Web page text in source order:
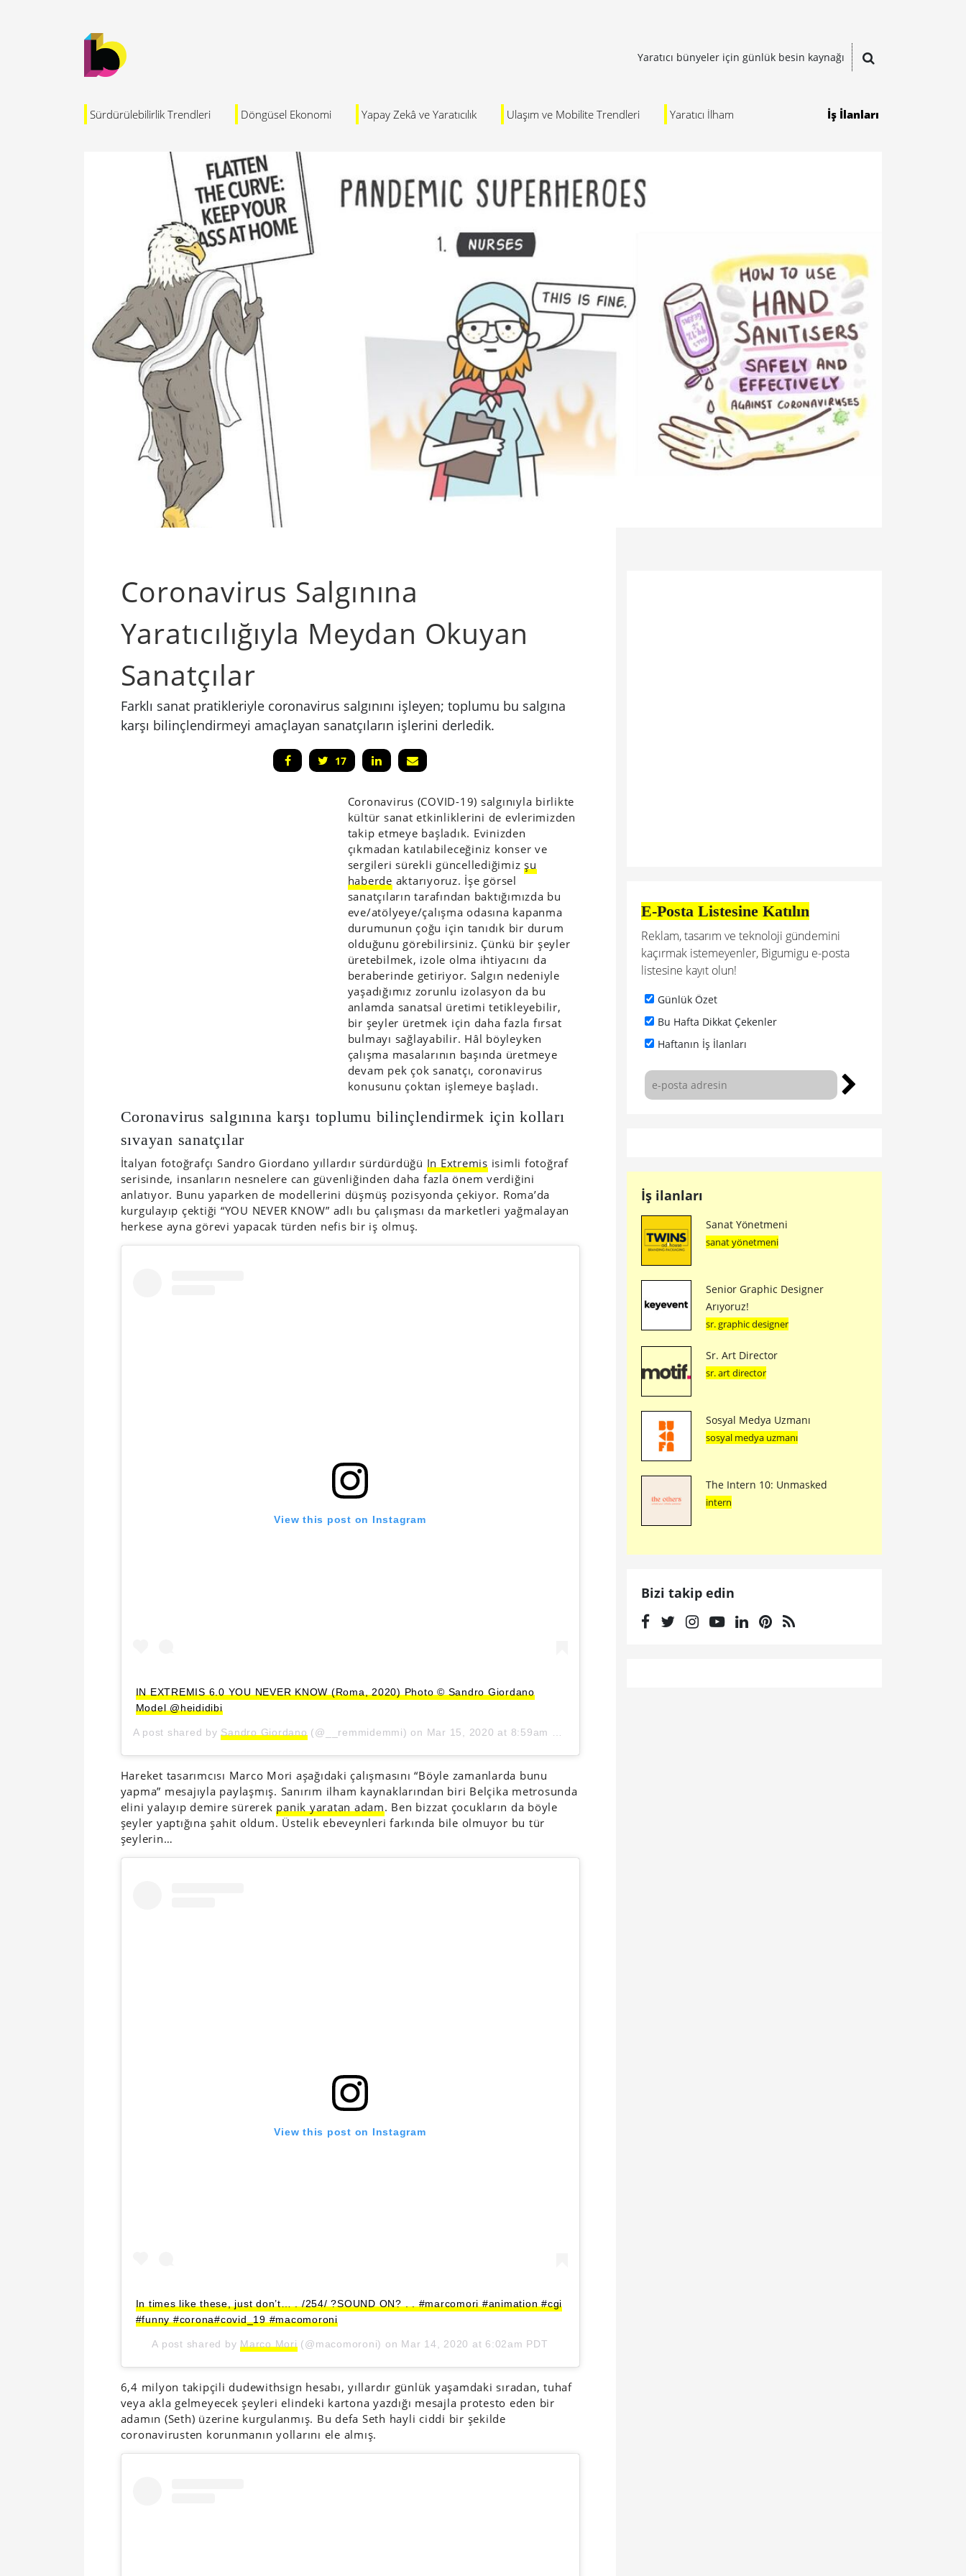
Yaratıcı bünyeler için günlük besin kaynağı
Sürdürülebilirlik Trendleri Döngüsel Ekonomi Yapay Zekâ ve Yaratıcılık Ulaşım ve Mobilite Trendleri Yaratıcı İlham İş İlanları
Coronavirus Salgınına
Yaratıcılığıyla Meydan Okuyan
Sanatçılar
Farklı sanat pratikleriyle coronavirus salgınını işleyen; toplumu bu salgına
karşı bilinçlendirmeyi amaçlayan sanatçıların işlerini derledik.
17
Coronavirus (COVID-19) salgınıyla birlikte
kültür sanat etkinliklerini de evlerimizden
takip etmeye başladık. Evinizden
çıkmadan katılabileceğiniz konser ve
sergileri sürekli güncellediğimizşu
haberde aktarıyoruz. İşe görsel
sanatçıların tarafından baktığımızda bu
eve/atölyeye/çalışma odasına kapanma
durumunun çoğu için tanıdık bir durum
olduğunu görebilirsiniz. Çünkü bir şeyler
üretebilmek, izole olma ihtiyacını da
beraberinde getiriyor. Salgın nedeniyle
yaşadığımız zorunlu izolasyon da bu
anlamda sanatsal üretimi tetikleyebilir,
bir şeyler üretmek için daha fazla fırsat
bulmayı sağlayabilir. Hâl böyleyken
çalışma masalarının başında üretmeye
devam pek çok sanatçı, coronavirus
konusunu çoktan işlemeye başladı.
Coronavirus salgınına karşı toplumu bilinçlendirmek için kolları
sıvayan sanatçılar
İtalyan fotoğrafçı Sandro Giordano yıllardır sürdürdüğü In Extremis isimli fotoğraf
serisinde, insanların nesnelere can güvenliğinden daha fazla önem verdiğini
anlatıyor. Bunu yaparken de modellerini düşmüş pozisyonda çekiyor. Roma’da
kurgulayıp çektiği “YOU NEVER KNOW” adlı bu çalışması da marketleri yağmalayan
herkese ayna görevi yapacak türden nefis bir iş olmuş.
View this post on Instagram
IN EXTREMIS 6.0 YOU NEVER KNOW (Roma, 2020) Photo © Sandro Giordano
Model @heididibi
A post shared by Sandro Giordano (@__remmidemmi) on Mar 15, 2020 at 8:59am PDT
Hareket tasarımcısı Marco Mori aşağıdaki çalışmasını “Böyle zamanlarda bunu
yapma” mesajıyla paylaşmış. Sanırım ilham kaynaklarından biri Belçika metrosunda
elini yalayıp demire sürerek panik yaratan adam. Ben bizzat çocukların da böyle
şeyler yaptığına şahit oldum. Üstelik ebeveynleri farkında bile olmuyor bu tür
şeylerin…
View this post on Instagram
In times like these, just don’t… . /254/ ?SOUND ON? . . #marcomori #animation #cgi
#funny #corona#covid_19 #macomoroni
A post shared byMarco Mori(@macomoroni) on Mar 14, 2020 at 6:02am PDT
6,4 milyon takipçili dudewithsign hesabı, yıllardır günlük yaşamdaki sıradan, tuhaf
veya akla gelmeyecek şeyleri elindeki kartona yazdığı mesajla protesto eden bir
adamın (Seth) üzerine kurgulanmış. Bu defa Seth hayli ciddi bir şekilde
coronavirusten korunmanın yollarını ele almış.
E-Posta Listesine Katılın
Reklam, tasarım ve teknoloji gündemini
kaçırmak istemeyenler, Bigumigu e-posta
listesine kayıt olun!
Günlük Özet
Bu Hafta Dikkat Çekenler
Haftanın İş İlanları
İş ilanları
Sanat Yönetmeni
sanat yönetmeni
Senior Graphic Designer
Arıyoruz!
sr. graphic designer
Sr. Art Director
sr. art director
Sosyal Medya Uzmanı
sosyal medya uzmanı
The Intern 10: Unmasked
intern
Bizi takip edin